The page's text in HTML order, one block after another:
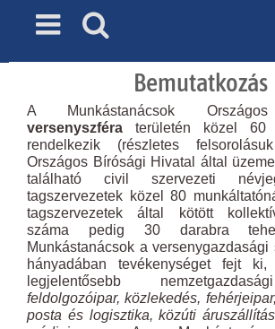
Bemutatkozás
A Munkástanácsok
versenyszféra területén közel 60
rendelkezik (részletes
Országos Bírósági Hivatal által
található civil szervezeti
tagszervezetek közel 80
tagszervezetek által kötött
száma pedig 30 darabra
Munkástanácsok a versenygazdasági
hányadában tevékenységet fejt
legjelentősebb
feldolgozóipar, közlekedés,
posta és logisztika, közúti